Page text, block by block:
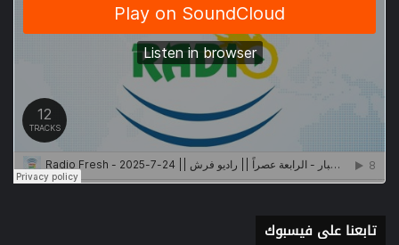
تابعنا على فيسبوك